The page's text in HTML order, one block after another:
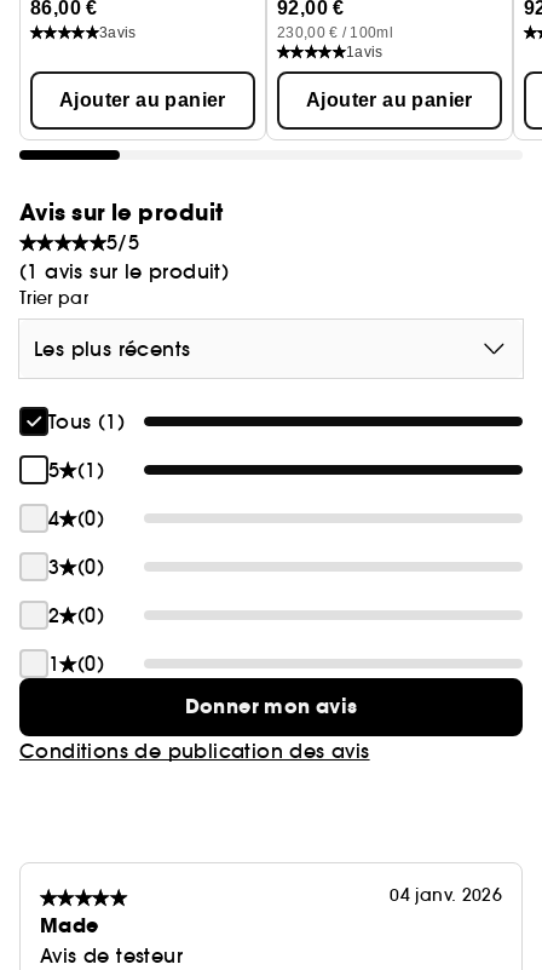
86,00 €
3avis
Ajouter au panier
92,00 €
230,00 € / 100ml
1avis
Ajouter au panier
Avis sur le produit
5/5
(1 avis sur le produit)
Trier par
Les plus récents
Tous (1)
5
(1)
4
(0)
3
(0)
2
(0)
1
(0)
Donner mon avis
Conditions de publication des avis
04 janv. 2026
Made
Avis de testeur